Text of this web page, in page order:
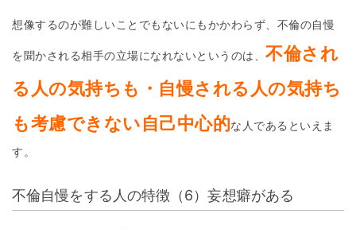
想像するのが難しいことでもないにもかかわらず、不倫の自慢
を聞かされる相手の立場になれないというのは、 不倫され
る人の気持ちも・自慢される人の気持ち
も考慮できない自己中心的な人であるといえま
す。
不倫自慢をする人の特徴（6）妄想癖がある